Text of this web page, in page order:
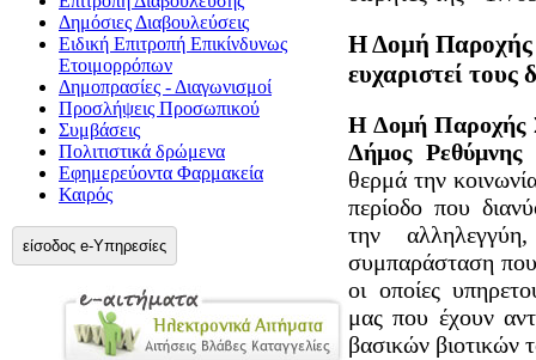
Δημόσιες Διαβουλεύσεις
Ειδική Επιτροπή Επικίνδυνως
Ετοιμορρόπων
Δημοπρασίες - Διαγωνισμοί
Προσλήψεις Προσωπικού
Συμβάσεις
Πολιτιστικά δρώμενα
Εφημερεύοντα Φαρμακεία
Καιρός
είσοδος e-Υπηρεσίες
Η Δομή Παροχής
ευχαριστεί
Η Δομή Παροχής
Δήμος
θερμά την
περίοδο που
την
συμπαράσταση που
οι οποίες
μας που έχουν
βασικών βιοτικών